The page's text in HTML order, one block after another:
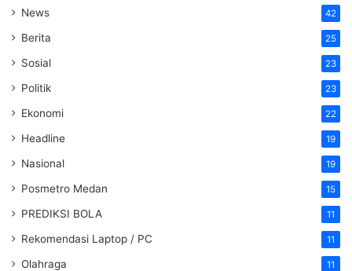
News 42
Berita 25
Sosial 23
Politik 23
Ekonomi 22
Headline 19
Nasional 19
Posmetro Medan 15
PREDIKSI BOLA 11
Rekomendasi Laptop / PC 11
Olahraga 11